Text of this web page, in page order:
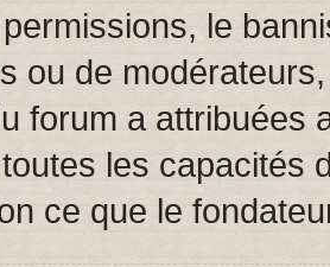
le
ou de
forum a attribuées
les capacités
ce que le